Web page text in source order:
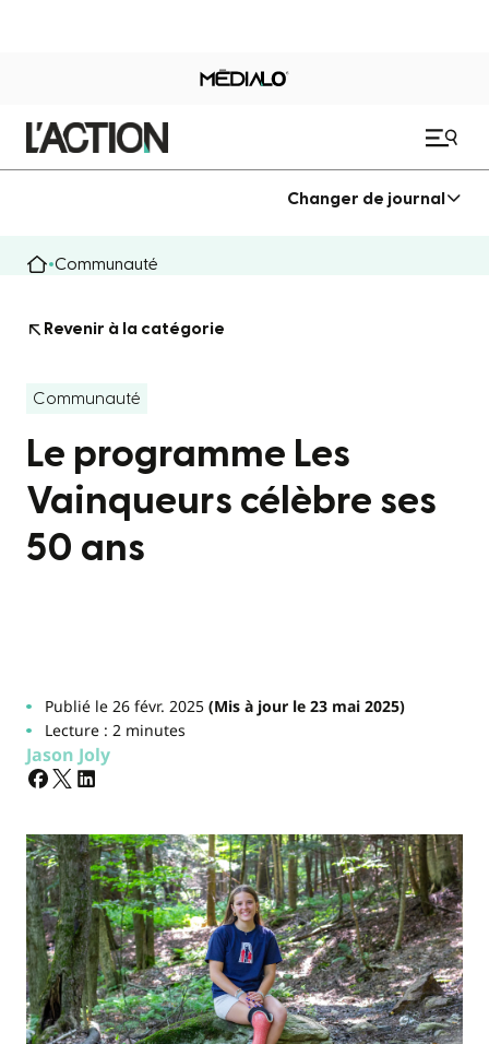
Changer de journal
Communauté
Revenir à la catégorie
Communauté
Le programme Les
Vainqueurs célèbre ses
50 ans
Publié le 26 févr. 2025(Mis à jour le 23 mai 2025)
Lecture : 2 minutes
Jason Joly